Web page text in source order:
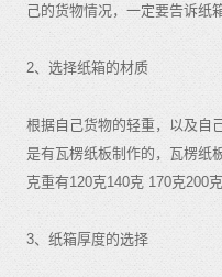
己的货物情况，一定要告诉纸
2、选择纸箱的材质
根据自己货物的轻重，以及自
是有瓦楞纸板制作的，瓦楞纸
克重有120克140克 170克200
3、纸箱厚度的选择